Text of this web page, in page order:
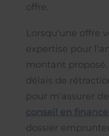
offre.
Lorsqu'une offre
expertise pour
montant
délais de
pour m'assurer
conseil en
dossier